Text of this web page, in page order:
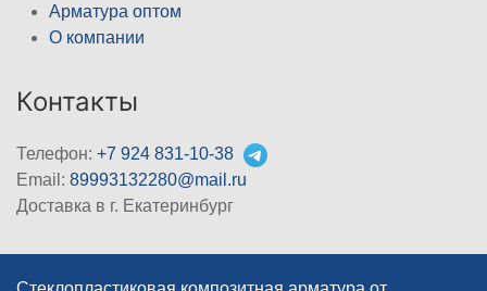
Арматура оптом
О компании
Контакты
Телефон: +7 924 831-10-38
Email: 89993132280@mail.ru
Доставка в г. Екатеринбург